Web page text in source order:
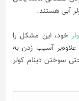
آبی هستند.
خود، این مشکل را
آسیب زدن به
سوختن دینام کولر